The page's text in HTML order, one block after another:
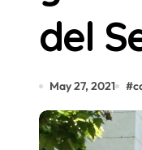
del
May 27, 2021 #